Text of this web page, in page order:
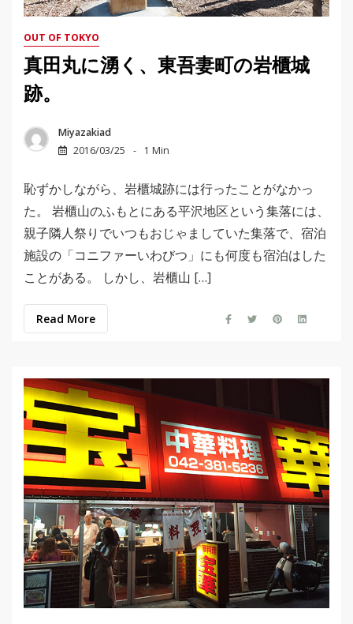
OUT OF TOKYO
真田丸に湧く、東吾妻町の岩櫃城
跡。
Miyazakiad
2016/03/25
1 Min
恥ずかしながら、岩櫃城跡には行ったことがなかっ
た。 岩櫃山のふもとにある平沢地区という集落には、
親子隣人祭りでいつもおじゃましていた集落で、宿泊
施設の「コニファーいわびつ」にも何度も宿泊はした
ことがある。 しかし、岩櫃山 […]
Read More